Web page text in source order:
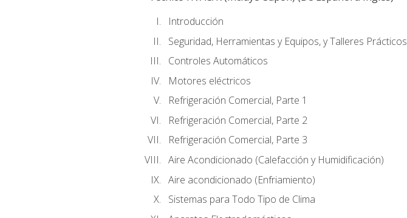
Introducción
Seguridad, Herramientas y Equipos, y Talleres Prácticos
Controles Automáticos
Motores eléctricos
Refrigeración Comercial, Parte 1
Refrigeración Comercial, Parte 2
Refrigeración Comercial, Parte 3
Aire Acondicionado (Calefacción y Humidificación)
Aire acondicionado (Enfriamiento)
Sistemas para Todo Tipo de Clima